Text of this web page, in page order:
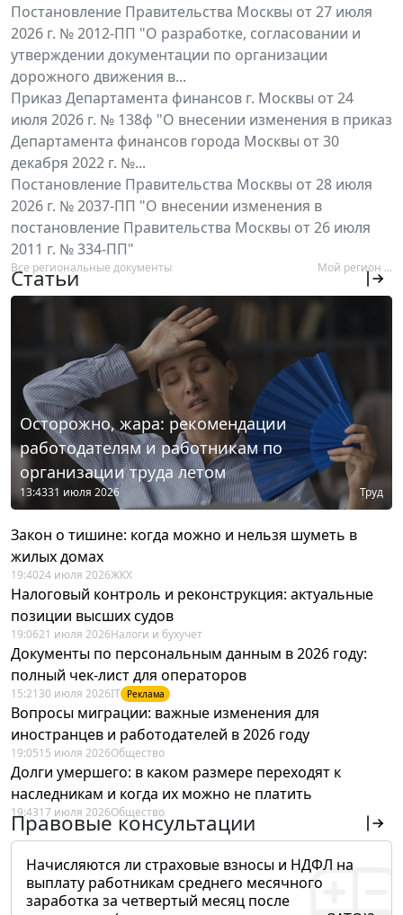
Постановление Правительства Москвы от 27 июля
2026 г. № 2012-ПП "О разработке, согласовании и
утверждении документации по организации
дорожного движения в...
Приказ Департамента финансов г. Москвы от 24
июля 2026 г. № 138ф "О внесении изменения в приказ
Департамента финансов города Москвы от 30
декабря 2022 г. №...
Постановление Правительства Москвы от 28 июля
2026 г. № 2037-ПП "О внесении изменения в
постановление Правительства Москвы от 26 июля
2011 г. № 334-ПП"
Все региональные документы Мой регион ...
Статьи
Осторожно, жара: рекомендации
работодателям и работникам по
организации труда летом
13:4331 июля 2026 Труд
Закон о тишине: когда можно и нельзя шуметь в
жилых домах
19:4024 июля 2026ЖКХ
Налоговый контроль и реконструкция: актуальные
позиции высших судов
19:0621 июля 2026Налоги и бухучет
Документы по персональным данным в 2026 году:
полный чек-лист для операторов
15:21 30 июля 2026IT Реклама
Вопросы миграции: важные изменения для
иностранцев и работодателей в 2026 году
19:0515 июля 2026Общество
Долги умершего: в каком размере переходят к
наследникам и когда их можно не платить
19:4317 июля 2026Общество
Правовые консультации
Начисляются ли страховые взносы и НДФЛ на
выплату работникам среднего месячного
заработка за четвертый месяц после